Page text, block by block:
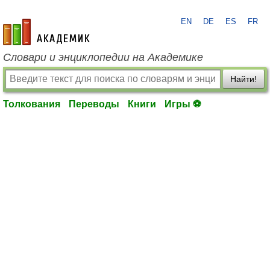
academic.ru
EN DE ES FR
Словари и энциклопедии на Академике
Найти!
Толкования Переводы Книги Игры ⚽